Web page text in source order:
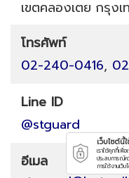
เขตคลองเตย กรุงเ
โทรศัพท์
02-240-0416,
Line ID
@stguard
อีเมล
เว็บไซต์นี้
เราใช้คุกกี้เพื่
ประสบการณ์ค
การใช้งานเว็บ